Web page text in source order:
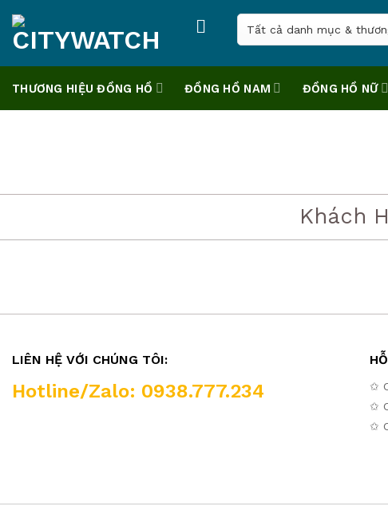
content
THƯƠNG HIỆU ĐỒNG HỒ ĐỒNG HỒ NAM ĐỒNG HỒ NỮ
Khách
LIÊN HỆ VỚI CHÚNG TÔI:
Hotline/Zalo: 0938.777.234
✩
✩
✩